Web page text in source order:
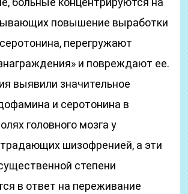
повышение выработки
перегружают
и повреждают ее.
выявили значительное
и серотонина в
головного мозга у
шизофренией, а эти
степени
в ответ на переживание